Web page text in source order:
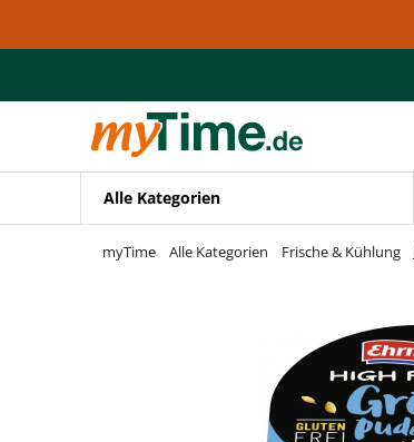
Zur Navigation springen
Alle Kategorien
myTime Alle Kategorien Frische & Kühlung